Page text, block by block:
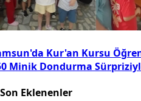
Kur'an Kursu
Minik Dondurma
Son Eklenenler